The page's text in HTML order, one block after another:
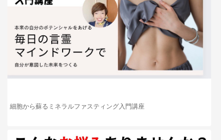
細胞から蘇るミネラルファスティング入門講座